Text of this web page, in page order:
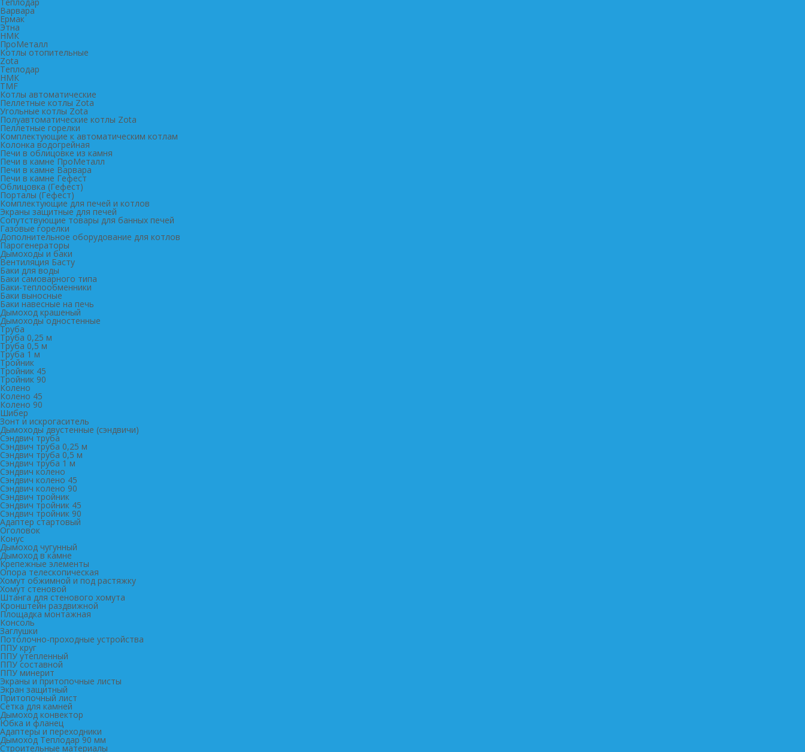
Варвара
Ермак
Этна
НМК
ПроМеталл
Котлы отопительные
Zota
Теплодар
НМК
TMF
Котлы автоматические
Пеллетные котлы Zota
Угольные котлы Zota
Полуавтоматические котлы Zota
Пеллетные горелки
Комплектующие к автоматическим котлам
Колонка водогрейная
Печи в облицовке из камня
Печи в камне ПроМеталл
Печи в камне Варвара
Печи в камне Гефест
Облицовка (Гефест)
Порталы (Гефест)
Комплектующие для печей и котлов
Экраны защитные для печей
Сопутствующие товары для банных печей
Газовые горелки
Дополнительное оборудование для котлов
Парогенераторы
Дымоходы и баки
Вентиляция Басту
Баки для воды
Баки самоварного типа
Баки-теплообменники
Баки выносные
Баки навесные на печь
Дымоход крашеный
Дымоходы одностенные
Труба
Труба 0,25 м
Труба 0,5 м
Труба 1 м
Тройник
Тройник 45
Тройник 90
Колено
Колено 45
Колено 90
Шибер
Зонт и искрогаситель
Дымоходы двустенные (сэндвичи)
Сэндвич труба
Сэндвич труба 0,25 м
Сэндвич труба 0,5 м
Сэндвич труба 1 м
Сэндвич колено
Сэндвич колено 45
Сэндвич колено 90
Сэндвич тройник
Сэндвич тройник 45
Сэндвич тройник 90
Адаптер стартовый
Оголовок
Конус
Дымоход чугунный
Дымоход в камне
Крепежные элементы
Опора телескопическая
Хомут обжимной и под растяжку
Хомут стеновой
Штанга для стенового хомута
Кронштейн раздвижной
Площадка монтажная
Консоль
Заглушки
Потолочно-проходные устройства
ППУ круг
ППУ утепленный
ППУ составной
ППУ минерит
Экраны и притопочные листы
Экран защитный
Притопочный лист
Сетка для камней
Дымоход конвектор
Юбка и фланец
Адаптеры и переходники
Дымоход Теплодар 90 мм
Cтроительные материалы